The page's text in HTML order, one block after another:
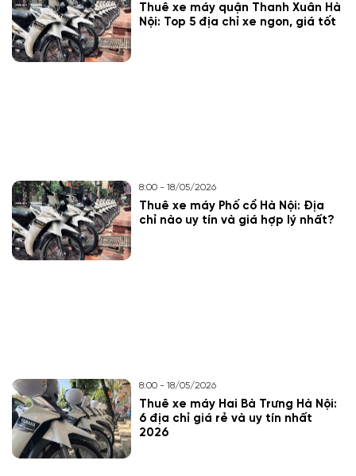
Thuê xe máy quận Thanh Xuân Hà
Nội: Top 5 địa chỉ xe ngon, giá tốt
8:00 - 18/05/2026
Thuê xe máy Phố cổ Hà Nội: Địa
chỉ nào uy tín và giá hợp lý nhất?
8:00 - 18/05/2026
Thuê xe máy Hai Bà Trưng Hà Nội:
6 địa chỉ giá rẻ và uy tín nhất
2026